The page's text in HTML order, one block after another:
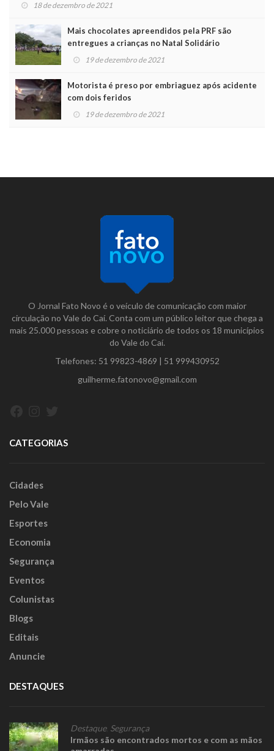
18 de dezembro de 2021
Mais chocolates apreendidos pela PRF são
entregues a crianças no Natal Solidário
19 de dezembro de 2021
Motorista é preso por embriaguez após acidente
com dois feridos
19 de dezembro de 2021
O Jornal Fato Novo é o veículo de comunicação com maior
circulação no Vale do Caí. Conta com um público leitor que chega a
mais 25.000 pessoas e cobre o noticiário de todos os 18 municípios
do Vale do Caí.
Telefones: 51 99823-4869 | 51 999430952
guilherme.fatonovo@gmail.com
CATEGORIAS
Cidades
Pelo Vale
Esportes
Economia
Segurança
Eventos
Colunistas
Blogs
Editais
Anuncie
DESTAQUES
Destaque, Segurança
Irmãos são encontrados mortos e com as mãos